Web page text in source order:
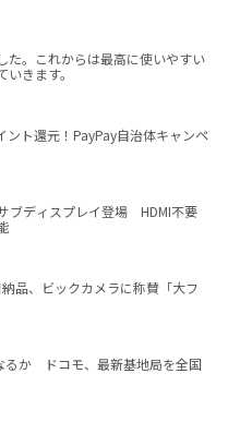
た。これからは最高に使いやすい
きます。
ント還元！PayPay自治体キャンペ
ブディスプレイ登場 HDMI不要
品、ビックカメラに称賛「大フ
るか ドコモ、最新基地局を全国